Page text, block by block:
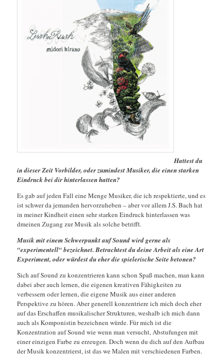
Hattest du
in dieser Zeit Vorbilder, oder zumindest Musiker, die einen starken
Eindruck bei dir hinterlassen hatten?
Es gab auf jeden Fall eine Menge Musiker, die ich respektierte, und es
ist schwer da jemanden hervorzuheben – aber vor allem J.S. Bach hat
in meiner Kindheit einen sehr starken Eindruck hinterlassen was
dmeinen Zugang zur Musik als solche betrifft.
Musik mit einem Schwerpunkt auf Sound wird gerne als
“experimentell“ bezeichnet. Betrachtest du deine Arbeit als eine Art
Experiment, oder würdest du eher die spielerische Seite betonen?
Sich auf Sound zu konzentrieren kann schon Spaß machen, man kann
dabei aber auch lernen, die eigenen kreativen Fähigkeiten zu
verbessern oder lernen, die eigene Musik aus einer anderen
Perspektive zu hören. Aber generell konzentriere ich mich doch eher
auf das Erschaffen musikalischer Strukturen, weshalb ich mich dann
auch als Komponistin bezeichnen würde. Für mich ist die
Konzentration auf Sound wie wenn man versucht, Abstufungen mit
einer einzigen Farbe zu erzeugen. Doch wenn du dich auf den Aufbau
der Musik konzentrierst, ist das we Malen mit verschiedenen Farben.